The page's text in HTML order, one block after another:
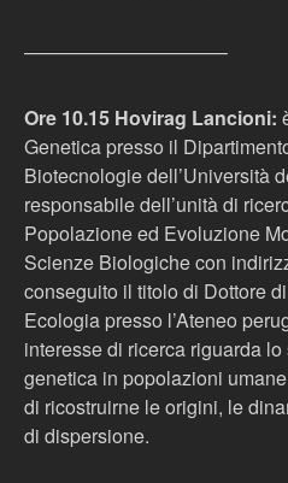
——————————–
Ore 10.15 Hovirag Lancioni:
Genetica presso il
Biotecnologie dell’Università
responsabile dell’unità di
Popolazione ed Evoluzione
Scienze Biologiche con
conseguito il titolo di Dottore
Ecologia presso l’Ateneo
interesse di ricerca riguarda
genetica in popolazioni
di ricostruirne le origini, le
di dispersione.